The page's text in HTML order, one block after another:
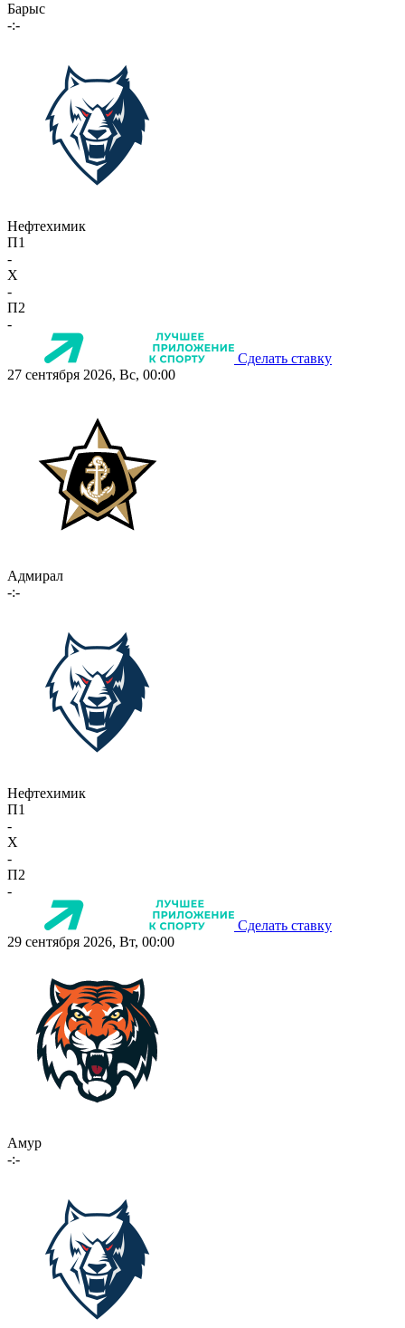
Барыс
-:-
Нефтехимик
П1
-
X
-
П2
-
Сделать ставку
27 сентября 2026, Вс, 00:00
Адмирал
-:-
Нефтехимик
П1
-
X
-
П2
-
Сделать ставку
29 сентября 2026, Вт, 00:00
Амур
-:-